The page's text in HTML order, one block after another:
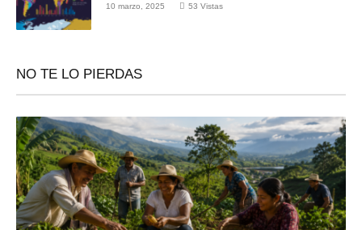
10 marzo, 2025 53 Vistas
NO TE LO PIERDAS